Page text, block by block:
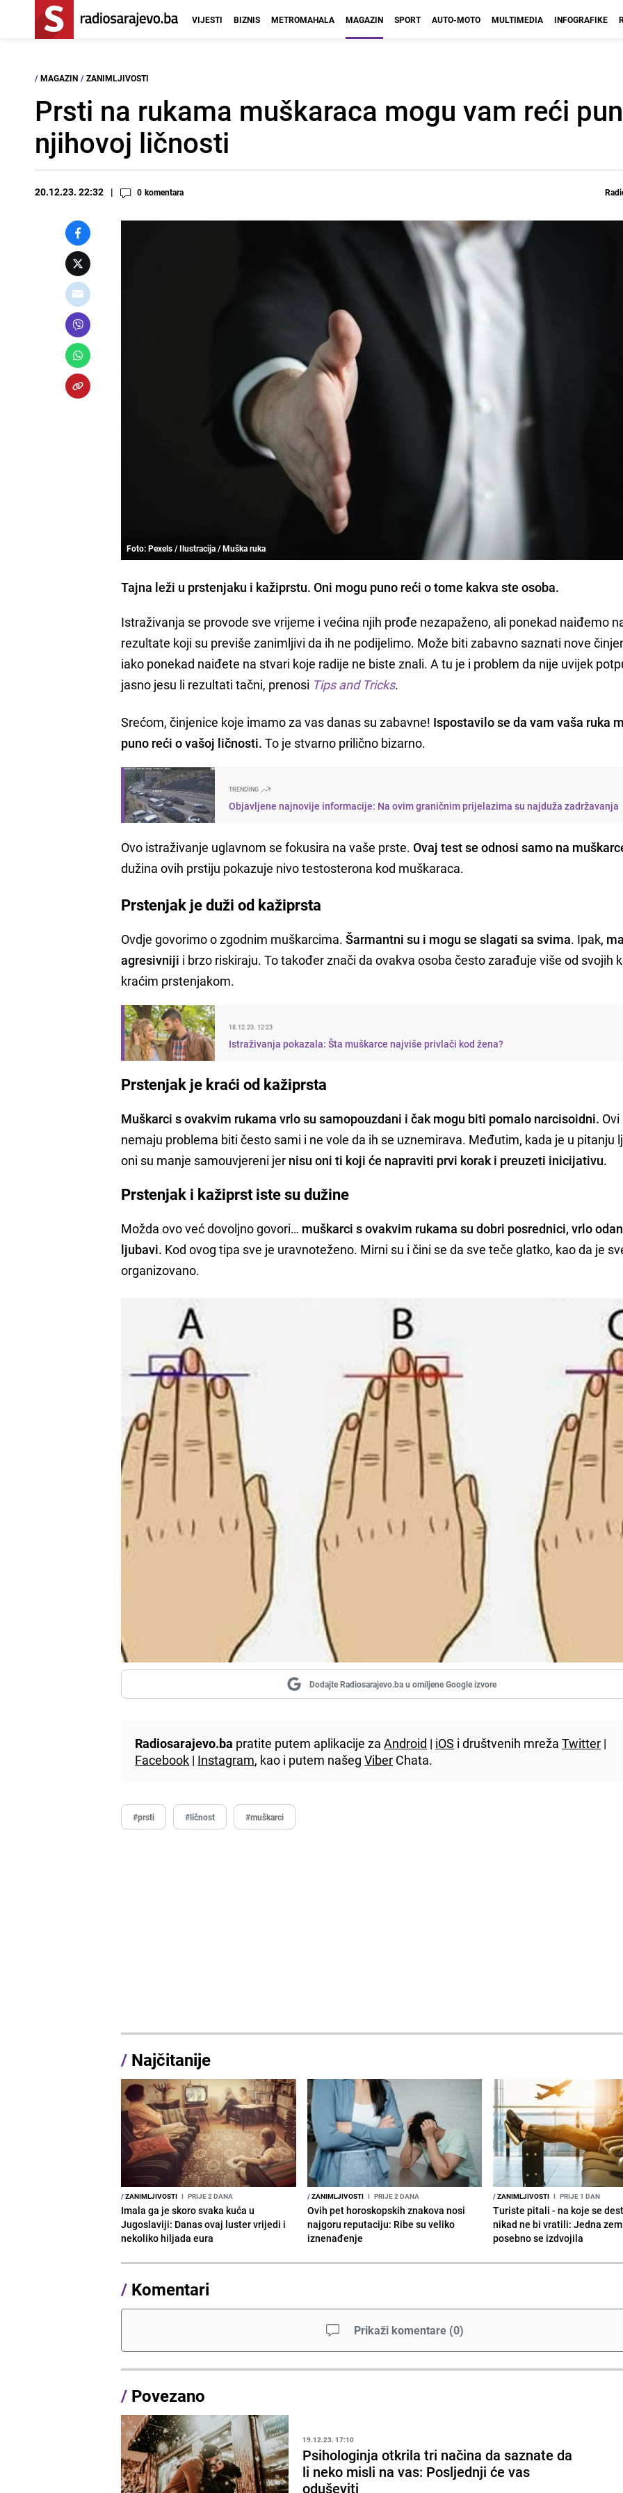
VIJESTI BIZNIS METROMAHALA MAGAZIN SPORT AUTO-MOTO MULTIMEDIA INFOGRAFIKE
/ MAGAZIN / ZANIMLJIVOSTI
Prsti na rukama muškaraca mogu vam reći
njihovoj ličnosti
20.12.23. 22:32 0 komentara
Foto: Pexels / Ilustracija / Muška ruka
Tajna leži u prstenjaku i kažiprstu. Oni mogu puno reći o tome kakva ste osoba.
Istraživanja se provode sve vrijeme i većina njih prođe nezapaženo, ali ponekad naiđemo
rezultate koji su previše zanimljivi da ih ne podijelimo. Može biti zabavno saznati nove
iako ponekad naiđete na stvari koje radije ne biste znali. A tu je i problem da nije uvijek
jasno jesu li rezultati tačni, prenosi Tips and Tricks.
Srećom, činjenice koje imamo za vas danas su zabavne! Ispostavilo se da vam vaša ruka
puno reći o vašoj ličnosti. To je stvarno prilično bizarno.
TRENDING
Objavljene najnovije informacije: Na ovim graničnim prijelazima su najduža zadržavanja
Ovo istraživanje uglavnom se fokusira na vaše prste.Ovaj test se odnosi samo na
dužina ovih prstiju pokazuje nivo testosterona kod muškaraca.
Prstenjak je duži od kažiprsta
Ovdje govorimo o zgodnim muškarcima.Šarmantni su i mogu se slagati sa svima. Ipak,
agresivniji i brzo riskiraju. To također znači da ovakva osoba često zarađuje više od svojih
kraćim prstenjakom.
18.12.23. 12:23
Istraživanja pokazala: Šta muškarce najviše privlači kod žena?
Prstenjak je kraći od kažiprsta
Muškarci s ovakvim rukama vrlo su samopouzdani i čak mogu biti pomalo narcisoidni.
nemaju problema biti često sami i ne vole da ih se uznemirava. Međutim, kada je u pitanju
oni su manje samouvjereni jer nisu oni ti koji će napraviti prvi korak i preuzeti inicijativu.
Prstenjak i kažiprst iste su dužine
Možda ovo već dovoljno govori… muškarci s ovakvim rukama su dobri posrednici, vrlo
ljubavi. Kod ovog tipa sve je uravnoteženo. Mirni su i čini se da sve teče glatko, kao da je
organizovano.
Dodajte Radiosarajevo.ba u omiljene Google izvore
Radiosarajevo.ba pratite putem aplikacije zaAndroid | iOS i društvenih mrežaTwitter |
Facebook | Instagram, kao i putem našegViber Chata.
#prsti #ličnost #muškarci
/ Najčitanije
/ZANIMLJIVOSTI I PRIJE 2 DANA
Imala ga je skoro svaka kuća u
Jugoslaviji: Danas ovaj luster vrijedi i
nekoliko hiljada eura
/ZANIMLJIVOSTI I PRIJE 2 DANA
Ovih pet horoskopskih znakova nosi
najgoru reputaciju: Ribe su veliko
iznenađenje
/ZANIMLJIVOSTI I PRIJE 1 DAN
Turiste pitali - na koje se
nikad ne bi vratili: Jedna
posebno se izdvojila
/ Komentari
Prikaži komentare (0)
/ Povezano
19.12.23. 17:10
Psihologinja otkrila tri načina da saznate da
li neko misli na vas: Posljednji će vas
oduševiti